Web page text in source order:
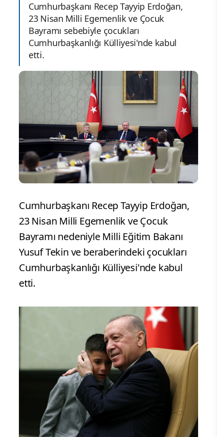
Cumhurbaşkanı Recep Tayyip Erdoğan,
23 Nisan Milli Egemenlik ve Çocuk
Bayramı sebebiyle çocukları
Cumhurbaşkanlığı Külliyesi'nde kabul
etti.
Cumhurbaşkanı Recep Tayyip Erdoğan,
23 Nisan Milli Egemenlik ve Çocuk
Bayramı nedeniyle Milli Eğitim Bakanı
Yusuf Tekin ve beraberindeki çocukları
Cumhurbaşkanlığı Külliyesi'nde kabul
etti.